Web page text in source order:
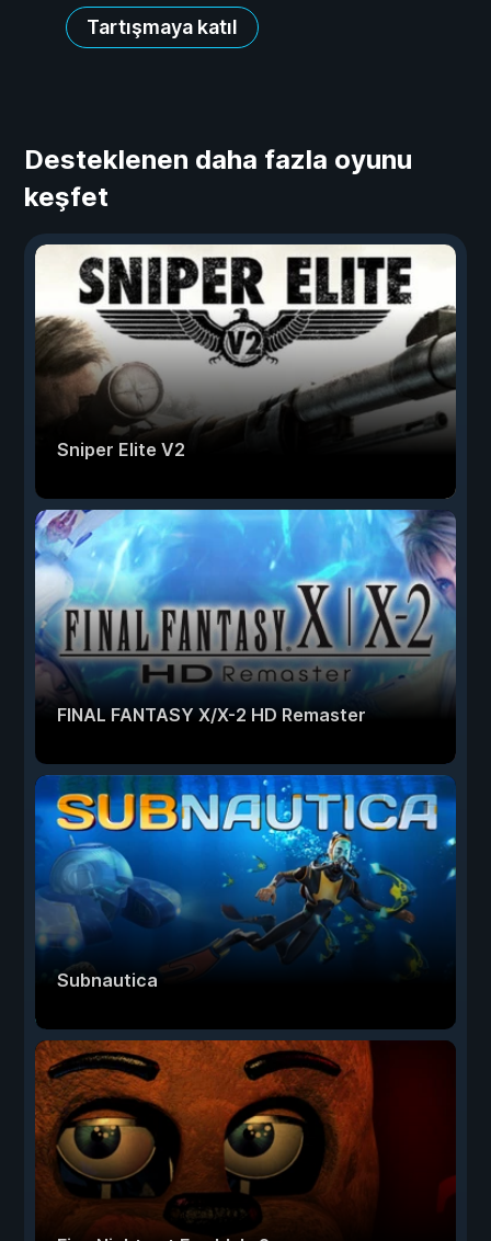
Tartışmaya katıl
Desteklenen daha fazla oyunu
keşfet
Sniper Elite V2
FINAL FANTASY X/X-2 HD Remaster
Subnautica